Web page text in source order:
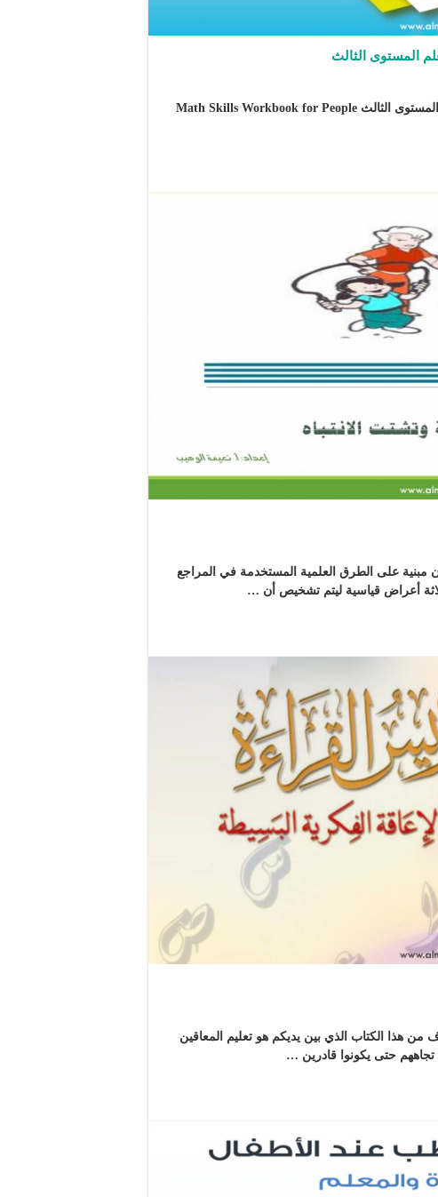
المستوى الثالث
كراسة تمارين مهارات الرياضيات لذوي صعوبات التعلم المستوى الثالث Math Skills Workbook for People
مبنية على الطرق العلمية المستخدمة في المراجع
أعراض قياسية ليتم تشخيص أن …
من هذا الكتاب الذي بين يديكم هو تعليم المعاقين
تجاههم حتى يكونوا قادرين …